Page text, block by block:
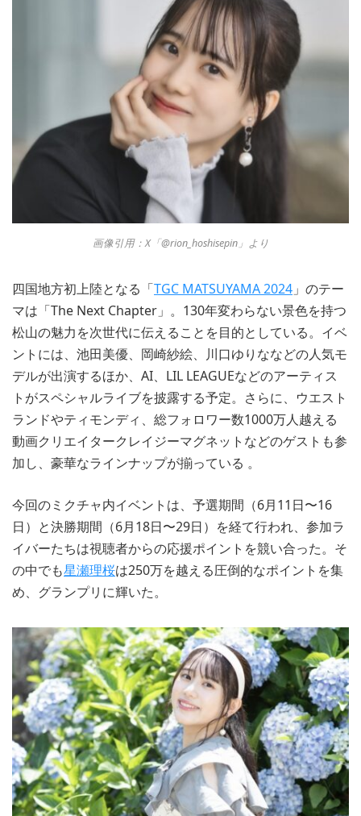
画像引用：X「@rion_hoshisepin」より
四国地方初上陸となる「TGC MATSUYAMA 2024 」のテー
マは「The Next Chapter」。130年変わらない景色を持つ
松山の魅力を次世代に伝えることを目的としている。イベ
ントには、池田美優、岡崎紗絵、川口ゆりななどの人気モ
デルが出演するほか、AI、LIL LEAGUEなどのアーティス
トがスペシャルライブを披露する予定。さらに、ウエスト
ランドやティモンディ、総フォロワー数1000万人越える
動画クリエイタークレイジーマグネットなどのゲストも参
加し、豪華なラインナップが揃っている​ 。
今回のミクチャ内イベントは、予選期間（6月11日〜16
日）と決勝期間（6月18日〜29日）を経て行われ、参加ラ
イバーたちは視聴者からの応援ポイントを競い合った。そ
の中でも星瀬理桜は250万を越える圧倒的なポイントを集
め、グランプリに輝いた。